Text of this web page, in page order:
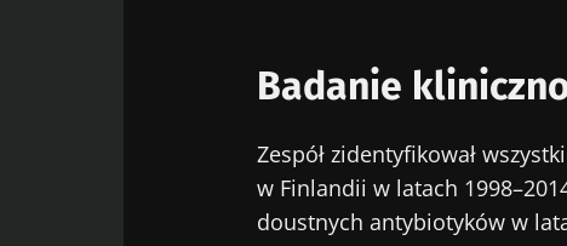
Badanie
Zespół zidentyfikował
w Finlandii w latach
doustnych antybiotyków w